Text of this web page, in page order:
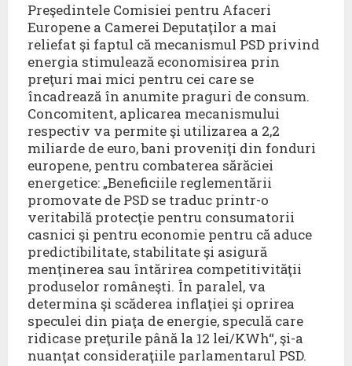
Preşedintele Comisiei pentru Afaceri
Europene a Camerei Deputaţilor a mai
reliefat şi faptul că mecanismul PSD privind
energia stimulează economisirea prin
preţuri mai mici pentru cei care se
încadrează în anumite praguri de consum.
Concomitent, aplicarea mecanismului
respectiv va permite şi utilizarea a 2,2
miliarde de euro, bani proveniţi din fonduri
europene, pentru combaterea sărăciei
energetice: „Beneficiile reglementării
promovate de PSD se traduc printr-o
veritabilă protecţie pentru consumatorii
casnici şi pentru economie pentru că aduce
predictibilitate, stabilitate şi asigură
menţinerea sau întărirea competitivităţii
produselor româneşti. În paralel, va
determina şi scăderea inflaţiei şi oprirea
speculei din piaţa de energie, speculă care
ridicase preţurile până la 12 lei/KWh“, şi-a
nuanţat consideraţiile parlamentarul PSD.